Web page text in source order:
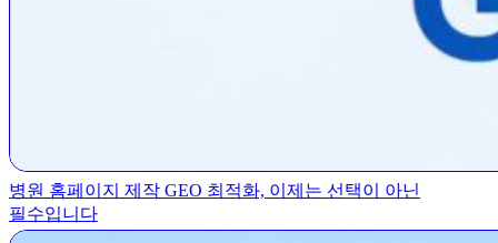
병원 홈페이지 제작 GEO 최적화, 이제는 선택이 아닌
필수입니다